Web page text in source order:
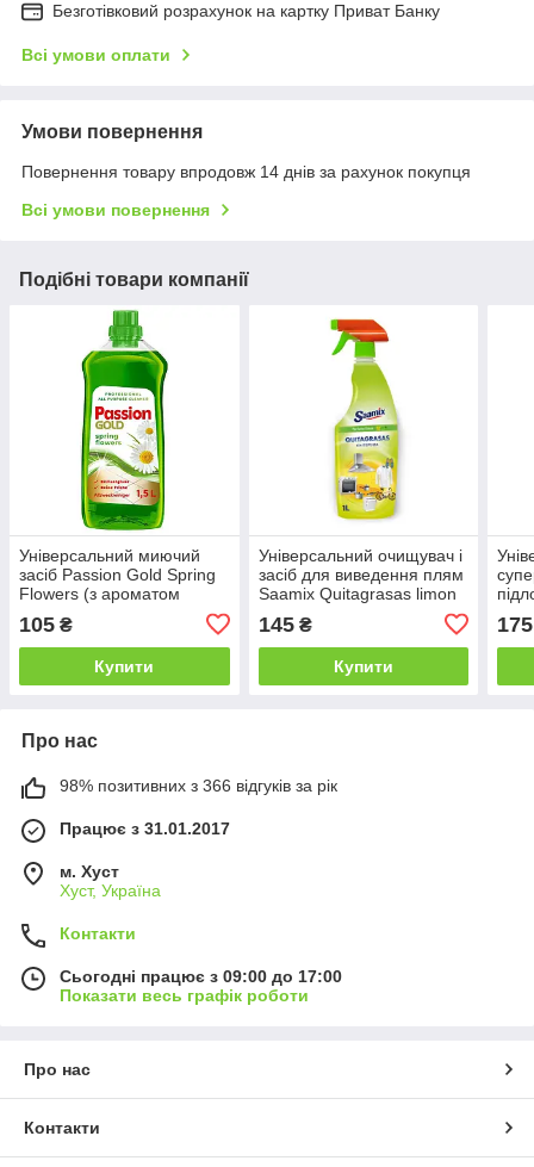
Безготівковий розрахунок на картку Приват Банку
Всі умови оплати
Умови повернення
Повернення товару впродовж 14 днів за рахунок покупця
Всі умови повернення
Подібні товари компанії
Універсальний миючий
засіб Passion Gold Spring
Flowers (з ароматом
105 ₴
Купити
Універсальний очищувач і
засіб для виведення плям
Saamix Quitagrasas limon
145₴
Купити
175
Про нас
98% позитивних з 366 відгуків за рік
Працює з 31.01.2017
м. Хуст
Хуст, Україна
Контакти
Сьогодні працює з 09:00 до 17:00
Показати весь графік роботи
Про нас
Контакти